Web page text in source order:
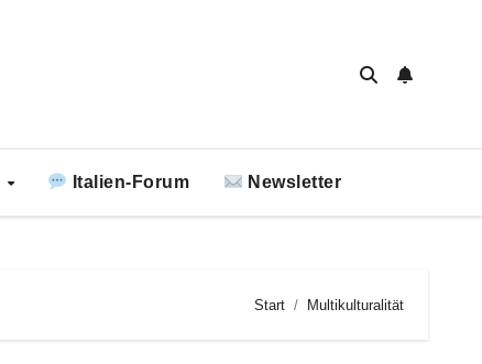
Italien-Forum Newsletter
Start Multikulturalität